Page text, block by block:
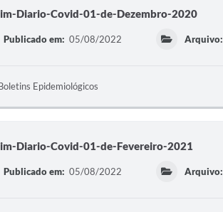
Diario-Covid-01-de-Dezembro-2020
Publicado em: 05/08/2022 Arquivo:
Epidemiológicos
Diario-Covid-01-de-Fevereiro-2021
Publicado em: 05/08/2022 Arquivo: